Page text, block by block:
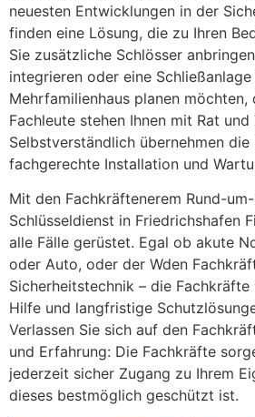
neuesten Entwicklungen in der
finden eine Lösung, die zu Ihren
Sie zusätzliche Schlösser
integrieren oder eine
Mehrfamilienhaus planen möchten,
Fachleute stehen Ihnen mit Rat und
Selbstverständlich übernehmen
fachgerechte Installation und
Mit den Fachkräftenerem Rund-
Schlüsseldienst in Friedrichshafen
alle Fälle gerüstet. Egal ob akute
oder Auto, oder der Wden
Sicherheitstechnik – die Fachkräfte
Hilfe und langfristige
Verlassen Sie sich auf den
und Erfahrung: Die Fachkräfte
jederzeit sicher Zugang zu Ihrem
dieses bestmöglich geschützt ist.